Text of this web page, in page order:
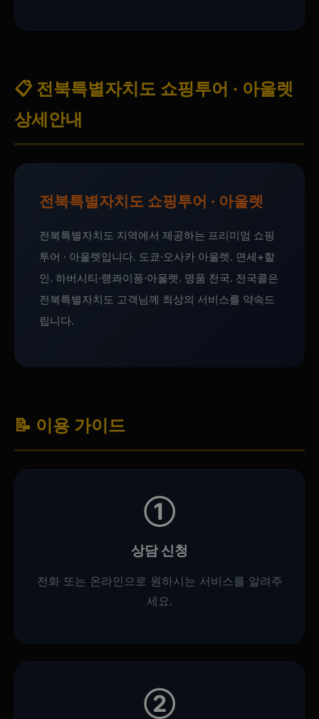
📋 전북특별자치도 쇼핑투어 · 아울렛
상세안내
전북특별자치도 쇼핑투어 · 아울렛
전북특별자치도 지역에서 제공하는 프리미엄 쇼핑
투어 · 아울렛입니다. 도쿄·오사카 아울렛. 면세+할
인. 하버시티·랭콰이퐁·아울렛. 명품 천국. 전국콜은
전북특별자치도 고객님께 최상의 서비스를 약속드
립니다.
📝 이용 가이드
①
상담 신청
전화 또는 온라인으로 원하시는 서비스를 알려주
세요.
②